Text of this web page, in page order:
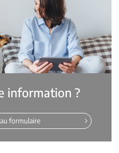
information ?
formulaire